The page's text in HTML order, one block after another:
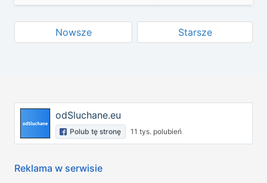
Nowsze Starsze
odSluchane.eu
Polub tę stronę 11 tys. polubień
Reklama w serwisie